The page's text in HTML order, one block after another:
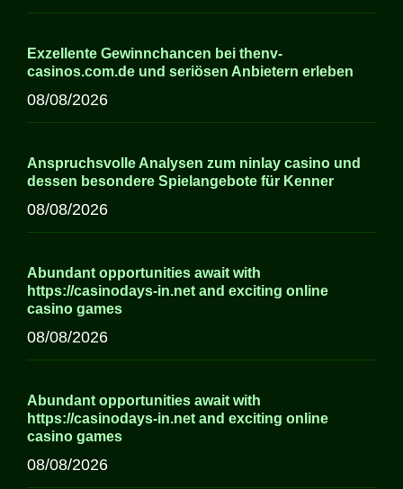
Exzellente Gewinnchancen bei thenv-
casinos.com.de und seriösen Anbietern erleben
08/08/2026
Anspruchsvolle Analysen zum ninlay casino und
dessen besondere Spielangebote für Kenner
08/08/2026
Abundant opportunities await with
https://casinodays-in.net and exciting online
casino games
08/08/2026
Abundant opportunities await with
https://casinodays-in.net and exciting online
casino games
08/08/2026